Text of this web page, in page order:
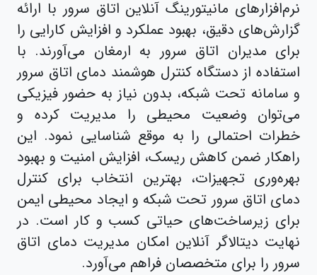
نرم‌افزارهای مانیتورینگ آنلاین اتاق سرور با ارائه
گزارش‌های دقیق، بهبود عملکرد و افزایش کارایی را
برای مدیران اتاق سرور به ارمغان می‌آورند. با
استفاده از دستگاه کنترل هوشمند دمای اتاق سرور
و سامانه تحت شبکه، بدون نیاز به حضور فیزیکی
می‌توان وضعیت محیطی را مدیریت کرده و
خطرات احتمالی را به موقع شناسایی نمود. این
راهکار ضمن کاهش ریسک، افزایش امنیت و بهبود
بهره‌وری تجهیزات، بهترین انتخاب برای کنترل
دمای اتاق سرور تحت شبکه و ایجاد محیطی ایمن
برای زیرساخت‌های حیاتی کسب و کار است. در
نهایت دیتالاگر آنلاین امکان مدیریت دمای اتاق
سرور را برای متخصصان فراهم می‌آورد.